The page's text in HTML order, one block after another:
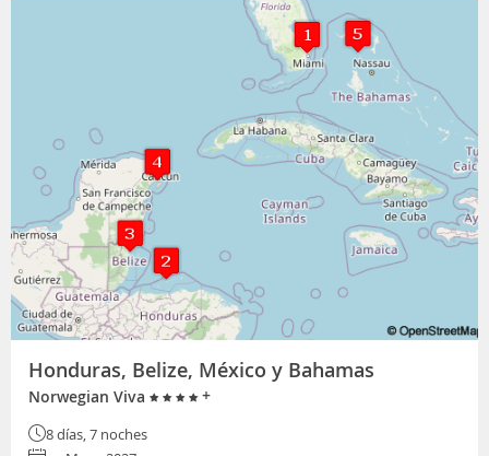
Honduras, Belize, México y Bahamas
Norwegian Viva +
8 días, 7 noches